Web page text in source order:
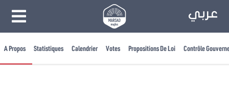
A Propos Statistiques Calendrier Votes Propositions De Loi Contrôle